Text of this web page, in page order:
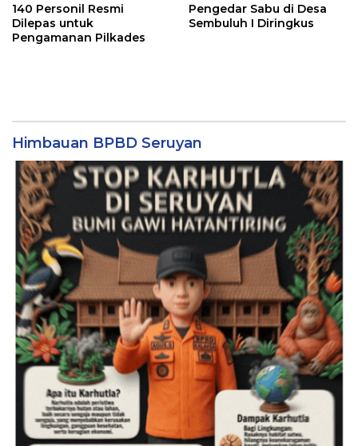
140 Personil Resmi
Dilepas untuk
Pengamanan Pilkades
Pengedar Sabu di Desa
Sembuluh I Diringkus
Himbauan BPBD Seruyan